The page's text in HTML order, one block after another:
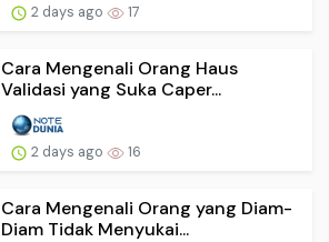
2 days ago 17
Cara Mengenali Orang Haus
Validasi yang Suka Caper...
2 days ago 16
Cara Mengenali Orang yang Diam-
Diam Tidak Menyukai...